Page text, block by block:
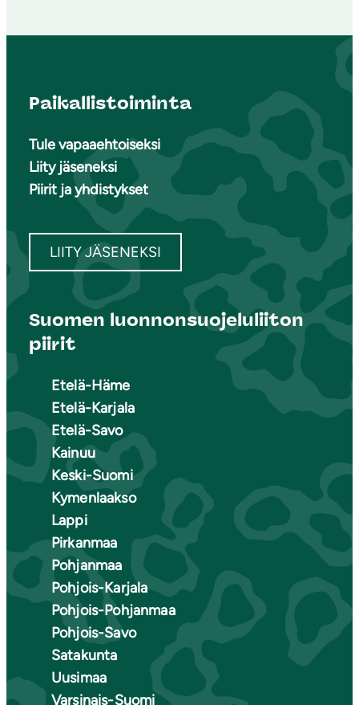
Paikallistoiminta
Tule vapaaehtoiseksi
Liity jäseneksi
Piirit ja yhdistykset
LIITY JÄSENEKSI
Suomen luonnonsuojeluliiton
piirit
Etelä-Häme
Etelä-Karjala
Etelä-Savo
Kainuu
Keski-Suomi
Kymenlaakso
Lappi
Pirkanmaa
Pohjanmaa
Pohjois-Karjala
Pohjois-Pohjanmaa
Pohjois-Savo
Satakunta
Uusimaa
Varsinais-Suomi